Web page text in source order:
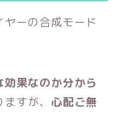
ーの合成モード
効果なのか分から
ますが、心配ご無